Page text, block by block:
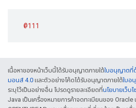
@111
เนื้อหาของหน้าเว็บนี้ได้รับอนุญาตภายใต้ใบอนุญาตที่
มอนส์ 4.0 และตัวอย่างโค้ดได้รับอนุญาตภายใต้ใบอ
ระบุไว้เป็นอย่างอื่น โปรดดูรายละเอียดที่นโยบายเว็บ
Java เป็นเครื่องหมายการค้าจดทะเบียนของ Oracle